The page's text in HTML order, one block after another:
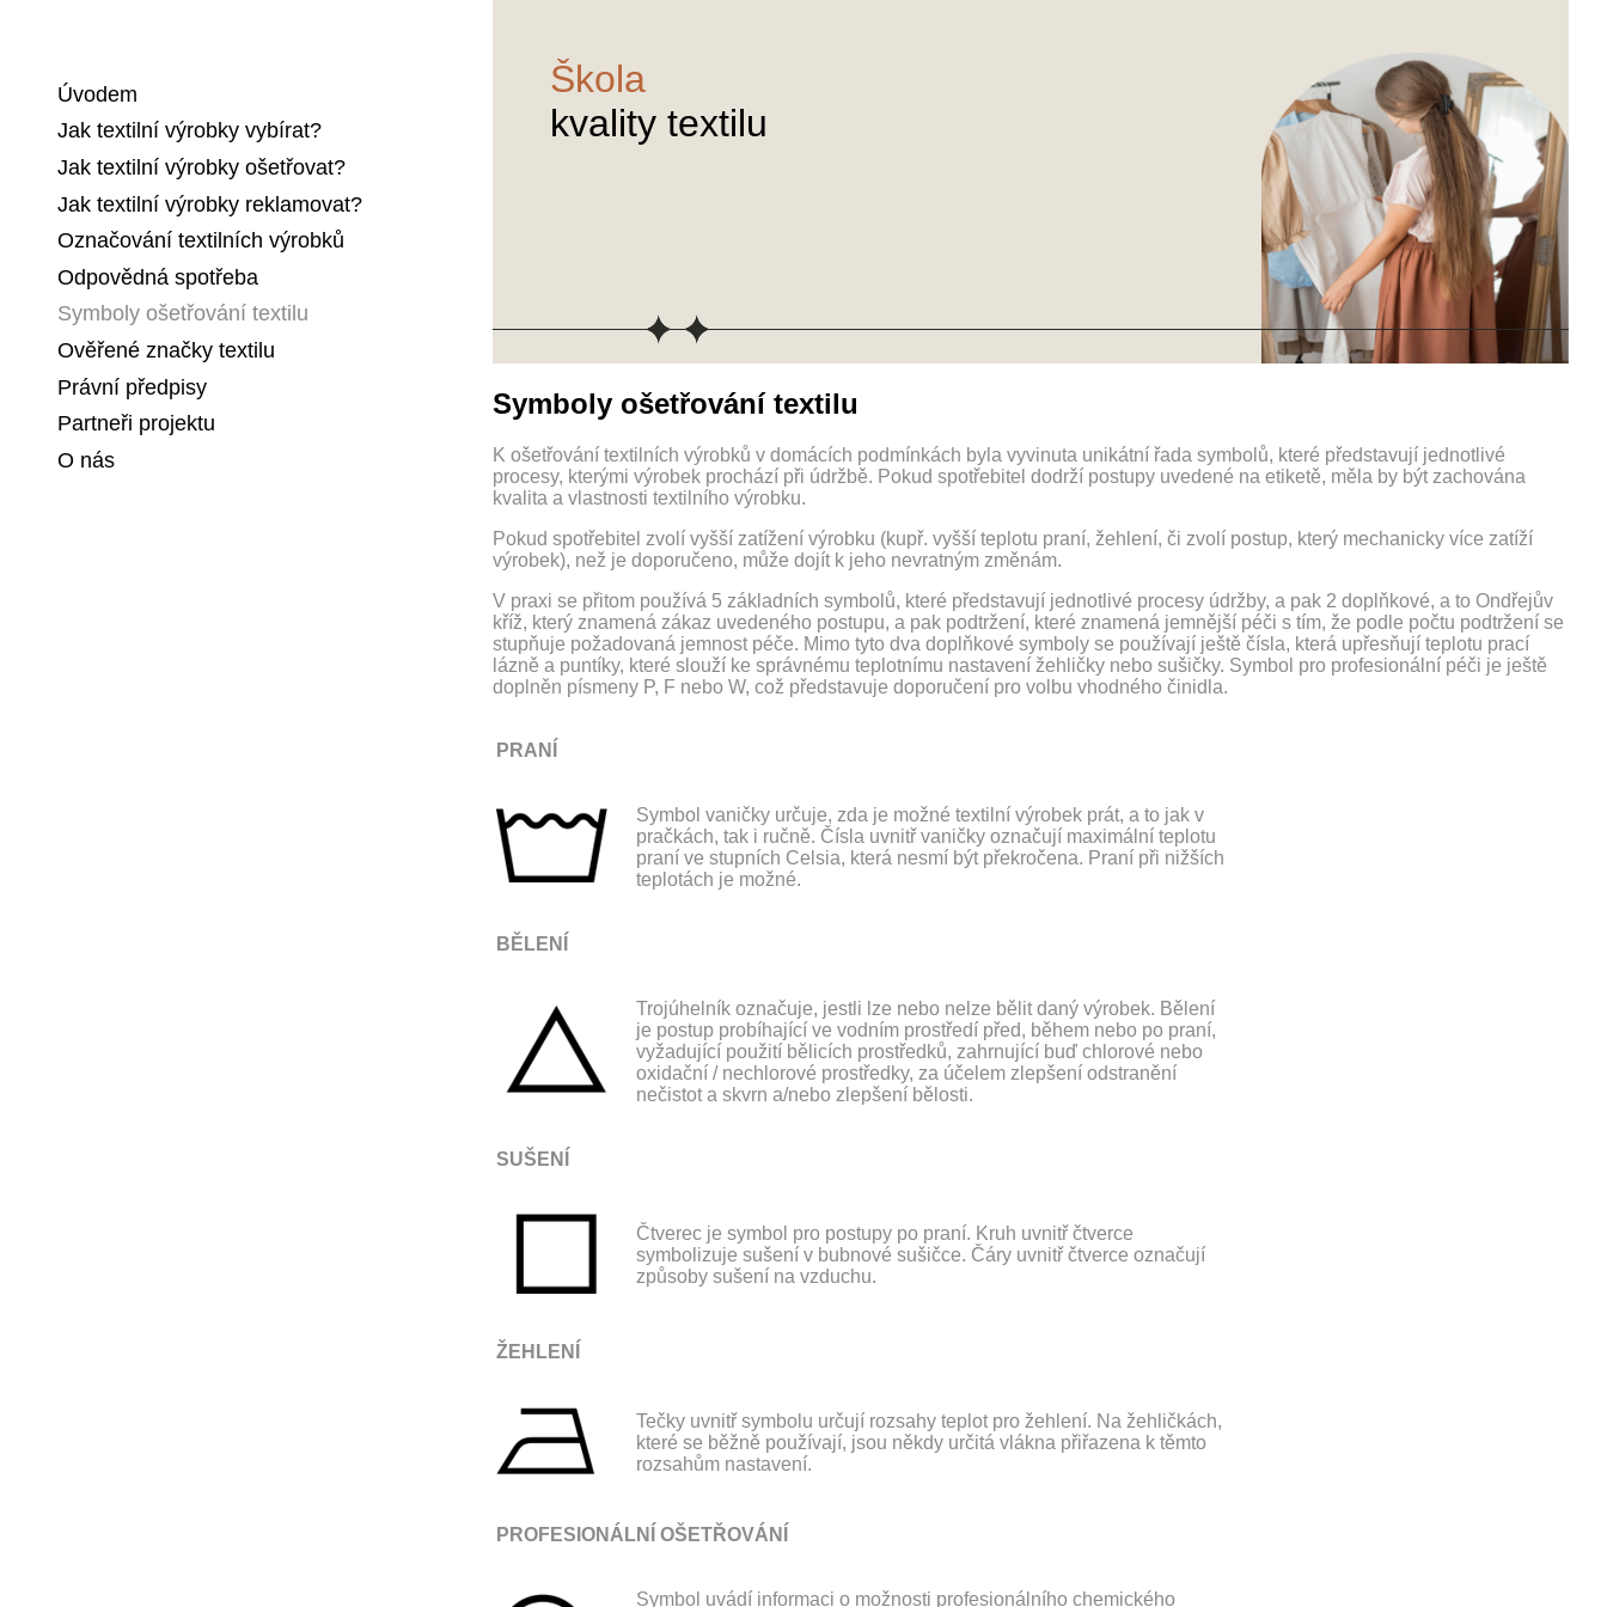
Úvodem
Jak textilní výrobky vybírat?
Jak textilní výrobky ošetřovat?
Jak textilní výrobky reklamovat?
Označování textilních výrobků
Odpovědná spotřeba
Symboly ošetřování textilu
Ověřené značky textilu
Právní předpisy
Partneři projektu
O nás
Škola
kvality textilu
Symboly ošetřování textilu
K ošetřování textilních výrobků v domácích podmínkách byla vyvinuta unikátní řada symbolů, které představují jednotlivé
procesy, kterými výrobek prochází při údržbě. Pokud spotřebitel dodrží postupy uvedené na etiketě, měla by být zachována
kvalita a vlastnosti textilního výrobku.
Pokud spotřebitel zvolí vyšší zatížení výrobku (kupř. vyšší teplotu praní, žehlení, či zvolí postup, který mechanicky více zatíží
výrobek), než je doporučeno, může dojít k jeho nevratným změnám.
V praxi se přitom používá 5 základních symbolů, které představují jednotlivé procesy údržby, a pak 2 doplňkové, a to Ondřejův
kříž, který znamená zákaz uvedeného postupu, a pak podtržení, které znamená jemnější péči s tím, že podle počtu podtržení se
stupňuje požadovaná jemnost péče. Mimo tyto dva doplňkové symboly se používají ještě čísla, která upřesňují teplotu prací
lázně a puntíky, které slouží ke správnému teplotnímu nastavení žehličky nebo sušičky. Symbol pro profesionální péči je ještě
doplněn písmeny P, F nebo W, což představuje doporučení pro volbu vhodného činidla.
PRANÍ
Symbol vaničky určuje, zda je možné textilní výrobek prát, a to jak v
pračkách, tak i ručně. Čísla uvnitř vaničky označují maximální teplotu
praní ve stupních Celsia, která nesmí být překročena. Praní při nižších
teplotách je možné.
BĚLENÍ
Trojúhelník označuje, jestli lze nebo nelze bělit daný výrobek. Bělení
je postup probíhající ve vodním prostředí před, během nebo po praní,
vyžadující použití bělicích prostředků, zahrnující buď chlorové nebo
oxidační / nechlorové prostředky, za účelem zlepšení odstranění
nečistot a skvrn a/nebo zlepšení bělosti.
SUŠENÍ
Čtverec je symbol pro postupy po praní. Kruh uvnitř čtverce
symbolizuje sušení v bubnové sušičce. Čáry uvnitř čtverce označují
způsoby sušení na vzduchu.
ŽEHLENÍ
Tečky uvnitř symbolu určují rozsahy teplot pro žehlení. Na žehličkách,
které se běžně používají, jsou někdy určitá vlákna přiřazena k těmto
rozsahům nastavení.
PROFESIONÁLNÍ OŠETŘOVÁNÍ
Symbol uvádí informaci o možnosti profesionálního chemického